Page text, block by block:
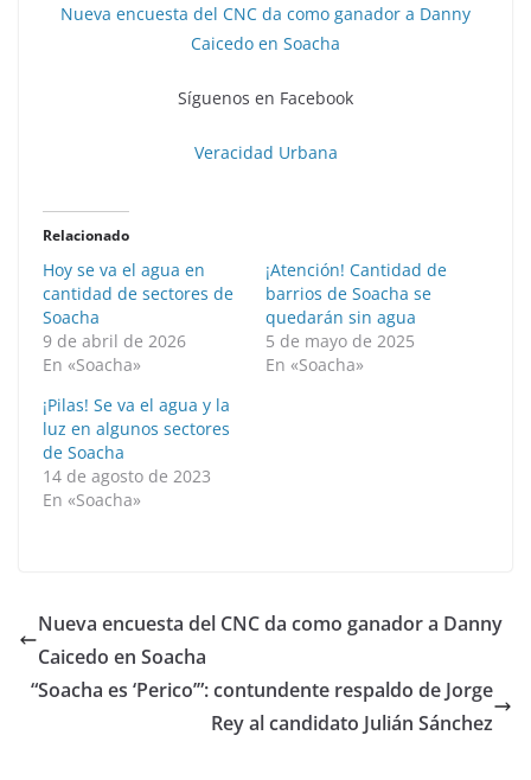
Nueva encuesta del CNC da como ganador a Danny
Caicedo en Soacha
Síguenos en Facebook
Veracidad Urbana
Relacionado
Hoy se va el agua en
cantidad de sectores de
Soacha
9 de abril de 2026
En «Soacha»
¡Atención! Cantidad de
barrios de Soacha se
quedarán sin agua
5 de mayo de 2025
En «Soacha»
¡Pilas! Se va el agua y la
luz en algunos sectores
de Soacha
14 de agosto de 2023
En «Soacha»
Nueva encuesta del CNC da como ganador a Danny
Caicedo en Soacha
“Soacha es ‘Perico’”: contundente respaldo de Jorge
Rey al candidato Julián Sánchez